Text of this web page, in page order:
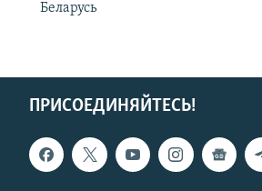
Беларусь
ПРИСОЕДИНЯЙТЕСЬ!